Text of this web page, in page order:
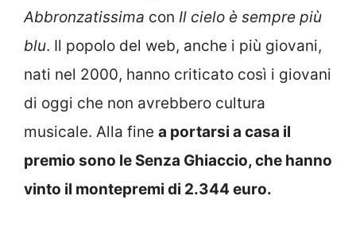
Abbronzatissima con Il cielo è sempre più
blu. Il popolo del web, anche i più giovani,
nati nel 2000, hanno criticato così i giovani
di oggi che non avrebbero cultura
musicale. Alla fine a portarsi a casa il
premio sono le Senza Ghiaccio, che hanno
vinto il montepremi di 2.344 euro.